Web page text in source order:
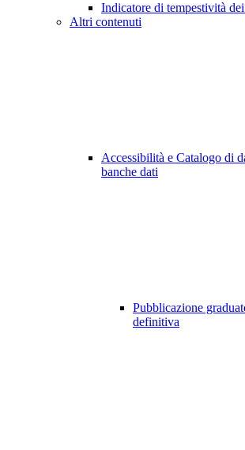
Indicatore di tempestività
Altri contenuti
Accessibilità e Catalogo di
banche dati
Pubblicazione
definitiva